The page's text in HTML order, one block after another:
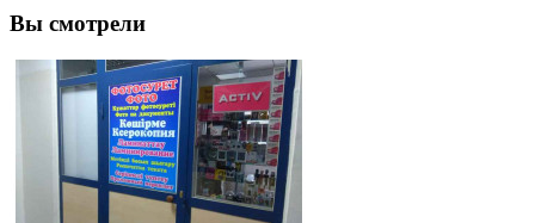
Вы смотрели